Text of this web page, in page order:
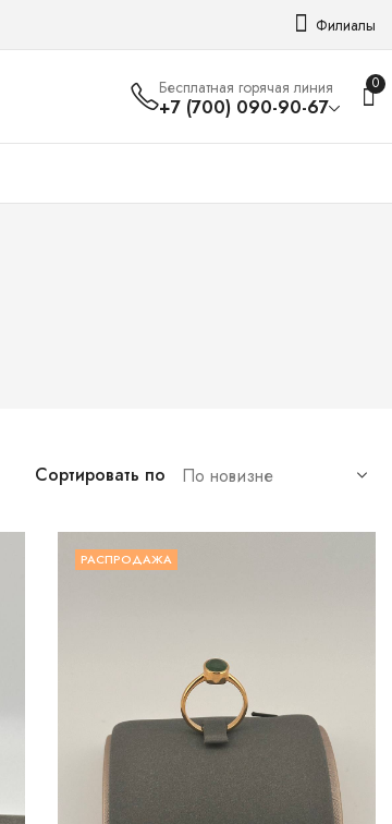
Филиалы
Бесплатная горячая линия
+7 (700) 090-90-67
0
Сортировать по
РАСПРОДАЖА